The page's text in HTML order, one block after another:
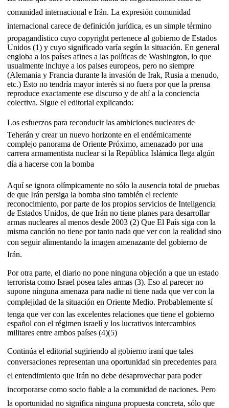
comunidad internacional e Irán. La expresión comunidad
internacional carece de definición jurídica, es un simple término
propagandístico cuyo copyright pertenece al gobierno de Estados
Unidos (1) y cuyo significado varía según la situación. En general
engloba a los países afines a las políticas de Washington, lo que
usualmente incluye a los paises europeos, pero no siempre
(Alemania y Francia durante la invasión de Irak, Rusia a menudo,
etc.) Esto no tendría mayor interés si no fuera por que la prensa
reproduce exactamente ese discurso y de ahí a la conciencia
colectiva. Sigue el editorial explicando:
Los esfuerzos para reconducir las ambiciones nucleares de
Teherán y crear un nuevo horizonte en el endémicamente
complejo panorama de Oriente Próximo, amenazado por una
carrera armamentista nuclear si la República Islámica llega algún
día a hacerse con la bomba
Aquí se ignora olímpicamente no sólo la ausencia total de pruebas
de que Irán persiga la bomba sino también el reciente
reconocimiento, por parte de los propios servicios de Inteligencia
de Estados Unidos, de que Irán no tiene planes para desarrollar
armas nucleares al menos desde 2003 (2) Que El País siga con la
misma canción no tiene por tanto nada que ver con la realidad sino
con seguir alimentando la imagen amenazante del gobierno de
Irán.
Por otra parte, el diario no pone ninguna objeción a que un estado
terrorista como Israel posea tales armas (3). Eso al parecer no
supone ninguna amenaza para nadie ni tiene nada que ver con la
complejidad de la situación en Oriente Medio. Probablemente sí
tenga que ver con las excelentes relaciones que tiene el gobierno
español con el régimen israelí y los lucrativos intercambios
militares entre ambos países (4)(5)
Continúa el editorial sugiriendo al gobierno iraní que tales
conversaciones representan una oportunidad sin precedentes para
el entendimiento que Irán no debe desaprovechar para poder
incorporarse como socio fiable a la comunidad de naciones. Pero
la oportunidad no significa ninguna propuesta concreta, sólo que